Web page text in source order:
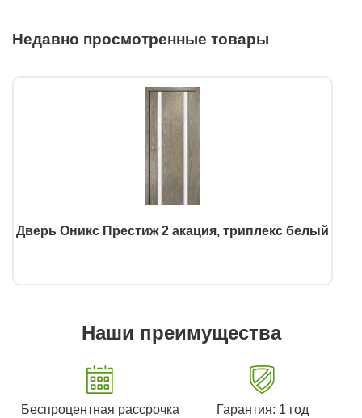
Недавно просмотренные товары
Дверь Оникс Престиж 2 акация, триплекс белый
Наши преимущества
Беспроцентная рассрочка
Гарантия: 1 год